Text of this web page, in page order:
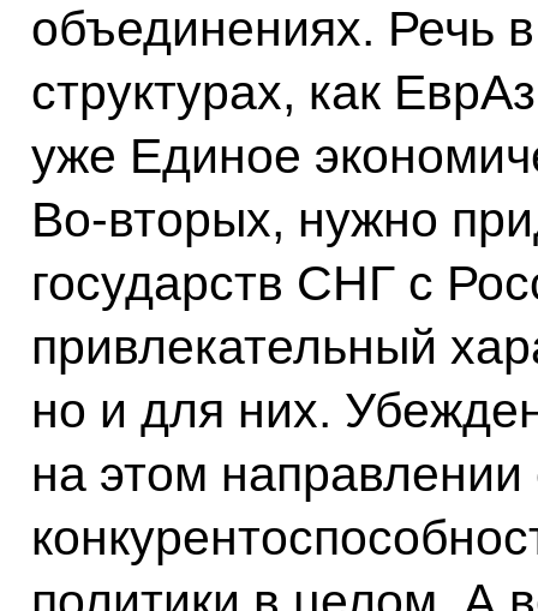
объединениях. Речь
структурах, как
уже Единое
Во‑вторых, нужно
государств СНГ с
привлекательный
но и для них.
на этом направлении